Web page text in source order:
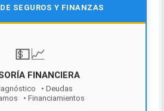
SEGUROS Y FINANZAS
hoy!